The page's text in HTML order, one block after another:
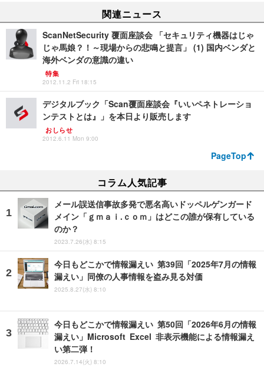
関連ニュース
ScanNetSecurity 覆面座談会 「セキュリティ機器はじゃ
じゃ馬娘？！～現場からの悲鳴と提言」 (1) 国内ベンダと
海外ベンダの意識の違い
特集
2012.11.2 Fri 18:15
デジタルブック「Scan覆面座談会『いいペネトレーショ
ンテストとは』」を本日より販売します
おしらせ
2012.6.11 Mon 9:00
PageTop
コラム人気記事
メール誤送信事故多発で悪名高いドッペルゲンガード
メイン「ｇｍａｉ.ｃｏｍ」はどこの誰が保有している
のか？
2023.7.26(水) 8:15
今日もどこかで情報漏えい 第39回「2025年7月の情報
漏えい」同僚の人事情報を盗み見る対価
2025.8.27(水) 8:10
今日もどこかで情報漏えい 第50回「2026年6月の情報
漏えい」Microsoft Excel 非表示機能による情報漏え
い第二弾！
2026.7.14(火) 8:10